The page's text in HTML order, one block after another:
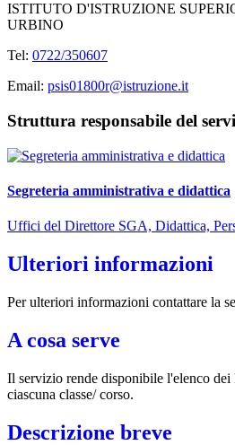
ISTITUTO D'ISTRUZIONE
URBINO
Tel: 0722/350607
Email: psis01800r@istruzione.it
Struttura responsabile del
Segreteria amministrativa e didattica
Uffici del Direttore SGA, Didattica,
Ulteriori informazioni
Per ulteriori informazioni contattare la
A cosa serve
Il servizio rende disponibile l'elenco
ciascuna classe/ corso.
Descrizione breve